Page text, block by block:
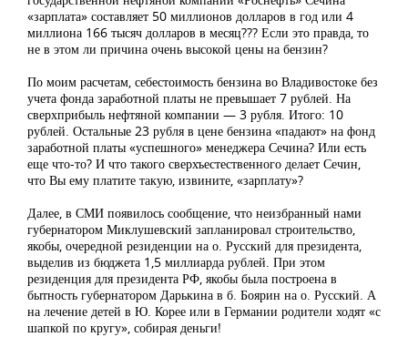
«зарплата» составляет 50 миллионов долларов в год или 4
миллиона 166 тысяч долларов в месяц??? Если это правда, то
не в этом ли причина очень высокой цены на бензин?
По моим расчетам, себестоимость бензина во Владивостоке без
учета фонда заработной платы не превышает 7 рублей. На
сверхприбыль нефтяной компании — 3 рубля. Итого: 10
рублей. Остальные 23 рубля в цене бензина «падают» на фонд
заработной платы «успешного» менеджера Сечина? Или есть
еще что-то? И что такого сверхъестественного делает Сечин,
что Вы ему платите такую, извините, «зарплату»?
Далее, в СМИ появилось сообщение, что неизбранный нами
губернатором Миклушевский запланировал строительство,
якобы, очередной резиденции на о. Русский для президента,
выделив из бюджета 1,5 миллиарда рублей. При этом
резиденция для президента РФ, якобы была построена в
бытность губернатором Дарькина в б. Боярин на о. Русский. А
на лечение детей в Ю. Корее или в Германии родители ходят «с
шапкой по кругу», собирая деньги!